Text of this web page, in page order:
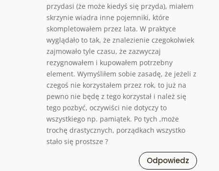
przydasi (że może kiedyś się przyda), miałem
skrzynie wiadra inne pojemniki, które
skompletowałem przez lata. W praktyce
wyglądało to tak, że znalezienie czegokolwiek
zajmowało tyle czasu, że zazwyczaj
rezygnowałem i kupowałem potrzebny
element. Wymyśliłem sobie zasadę, że jeżeli z
czegoś nie korzystałem przez rok, to już na
pewno nie będę z tego korzystał i należ się
tego pozbyć, oczywiści nie dotyczy to
wszystkiego np. pamiątek. Po tych ,może
trochę drastycznych, porządkach wszystko
stało się prostsze ?
Odpowiedz